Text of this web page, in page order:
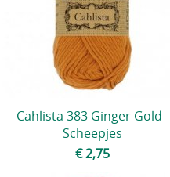
Cahlista 383 Ginger Gold -
Scheepjes
€ 2,75